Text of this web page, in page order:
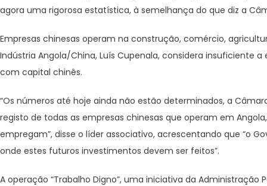
agora uma rigorosa estatística, à semelhança do que diz a
Empresas chinesas operam na construção, comércio,
Indústria Angola/China, Luís Cupenala, considera insuficiente
com capital chinês.
“Os números até hoje ainda não estão determinados, a
registo de todas as empresas chinesas que operam em
empregam”, disse o líder associativo, acrescentando que “o
onde estes futuros investimentos devem ser feitos”.
A operação “Trabalho Digno”, uma iniciativa da